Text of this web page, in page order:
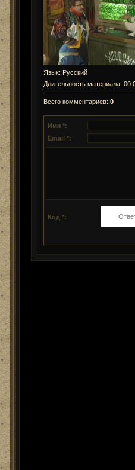
Язык: Русский
Длительность материала:
Всего комментариев: 0
Имя *:
Email *:
Код *: